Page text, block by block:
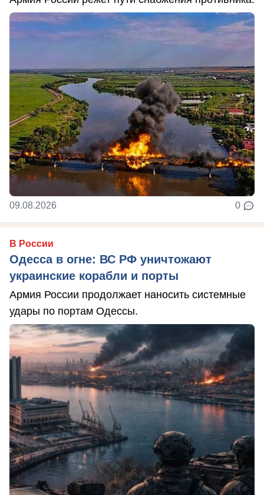
09.08.2026 0
В России
Одесса в огне: ВС РФ уничтожают
украинские корабли и порты
Армия России продолжает наносить системные
удары по портам Одессы.